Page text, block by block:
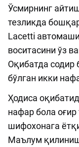
Ўсмирнинг
тезликда
Lacetti
воситасини ўз
Оқибатда содир
бўлган икки
Ҳодиса
нафар бола
шифохонага
Маълум